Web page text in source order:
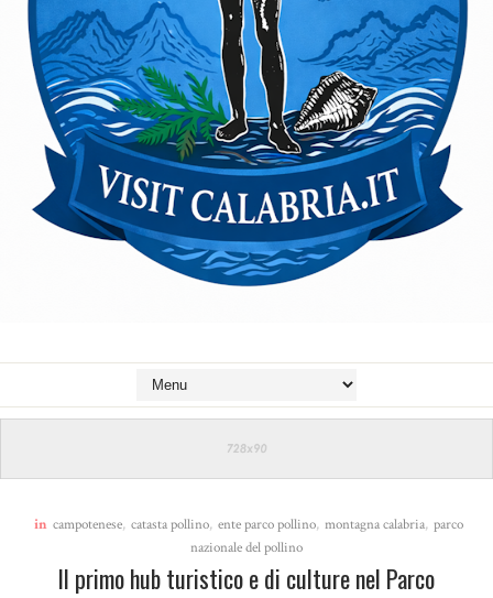
in campotenese, catasta pollino, ente parco pollino, montagna calabria, parco
nazionale del pollino
Il primo hub turistico e di culture nel Parco